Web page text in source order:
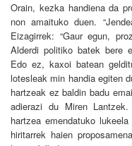
Orain, kezka handiena da
non amaituko duen.
Eizagirrek: “Gaur egun,
Alderdi politiko batek bere
Edo ez, kaxoi batean
lotesleak min handia egiten
hartzeak ez baldin badu
adierazi du Miren
hartzea emendatuko
hiritarrek haien